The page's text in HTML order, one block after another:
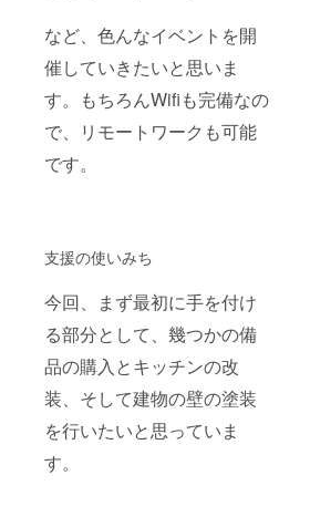
など、色んなイベントを開
催していきたいと思いま
す。もちろんWifiも完備なの
で、リモートワークも可能
です。
支援の使いみち
今回、まず最初に手を付け
る部分として、幾つかの備
品の購入とキッチンの改
装、そして建物の壁の塗装
を行いたいと思っていま
す。